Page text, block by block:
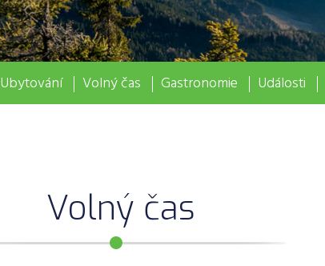
Ubytování Volný čas Gastronomie Události
Volný čas